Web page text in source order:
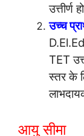
उत्तीर्ण
उच्च
TET
स्तर के
आयु सीमा